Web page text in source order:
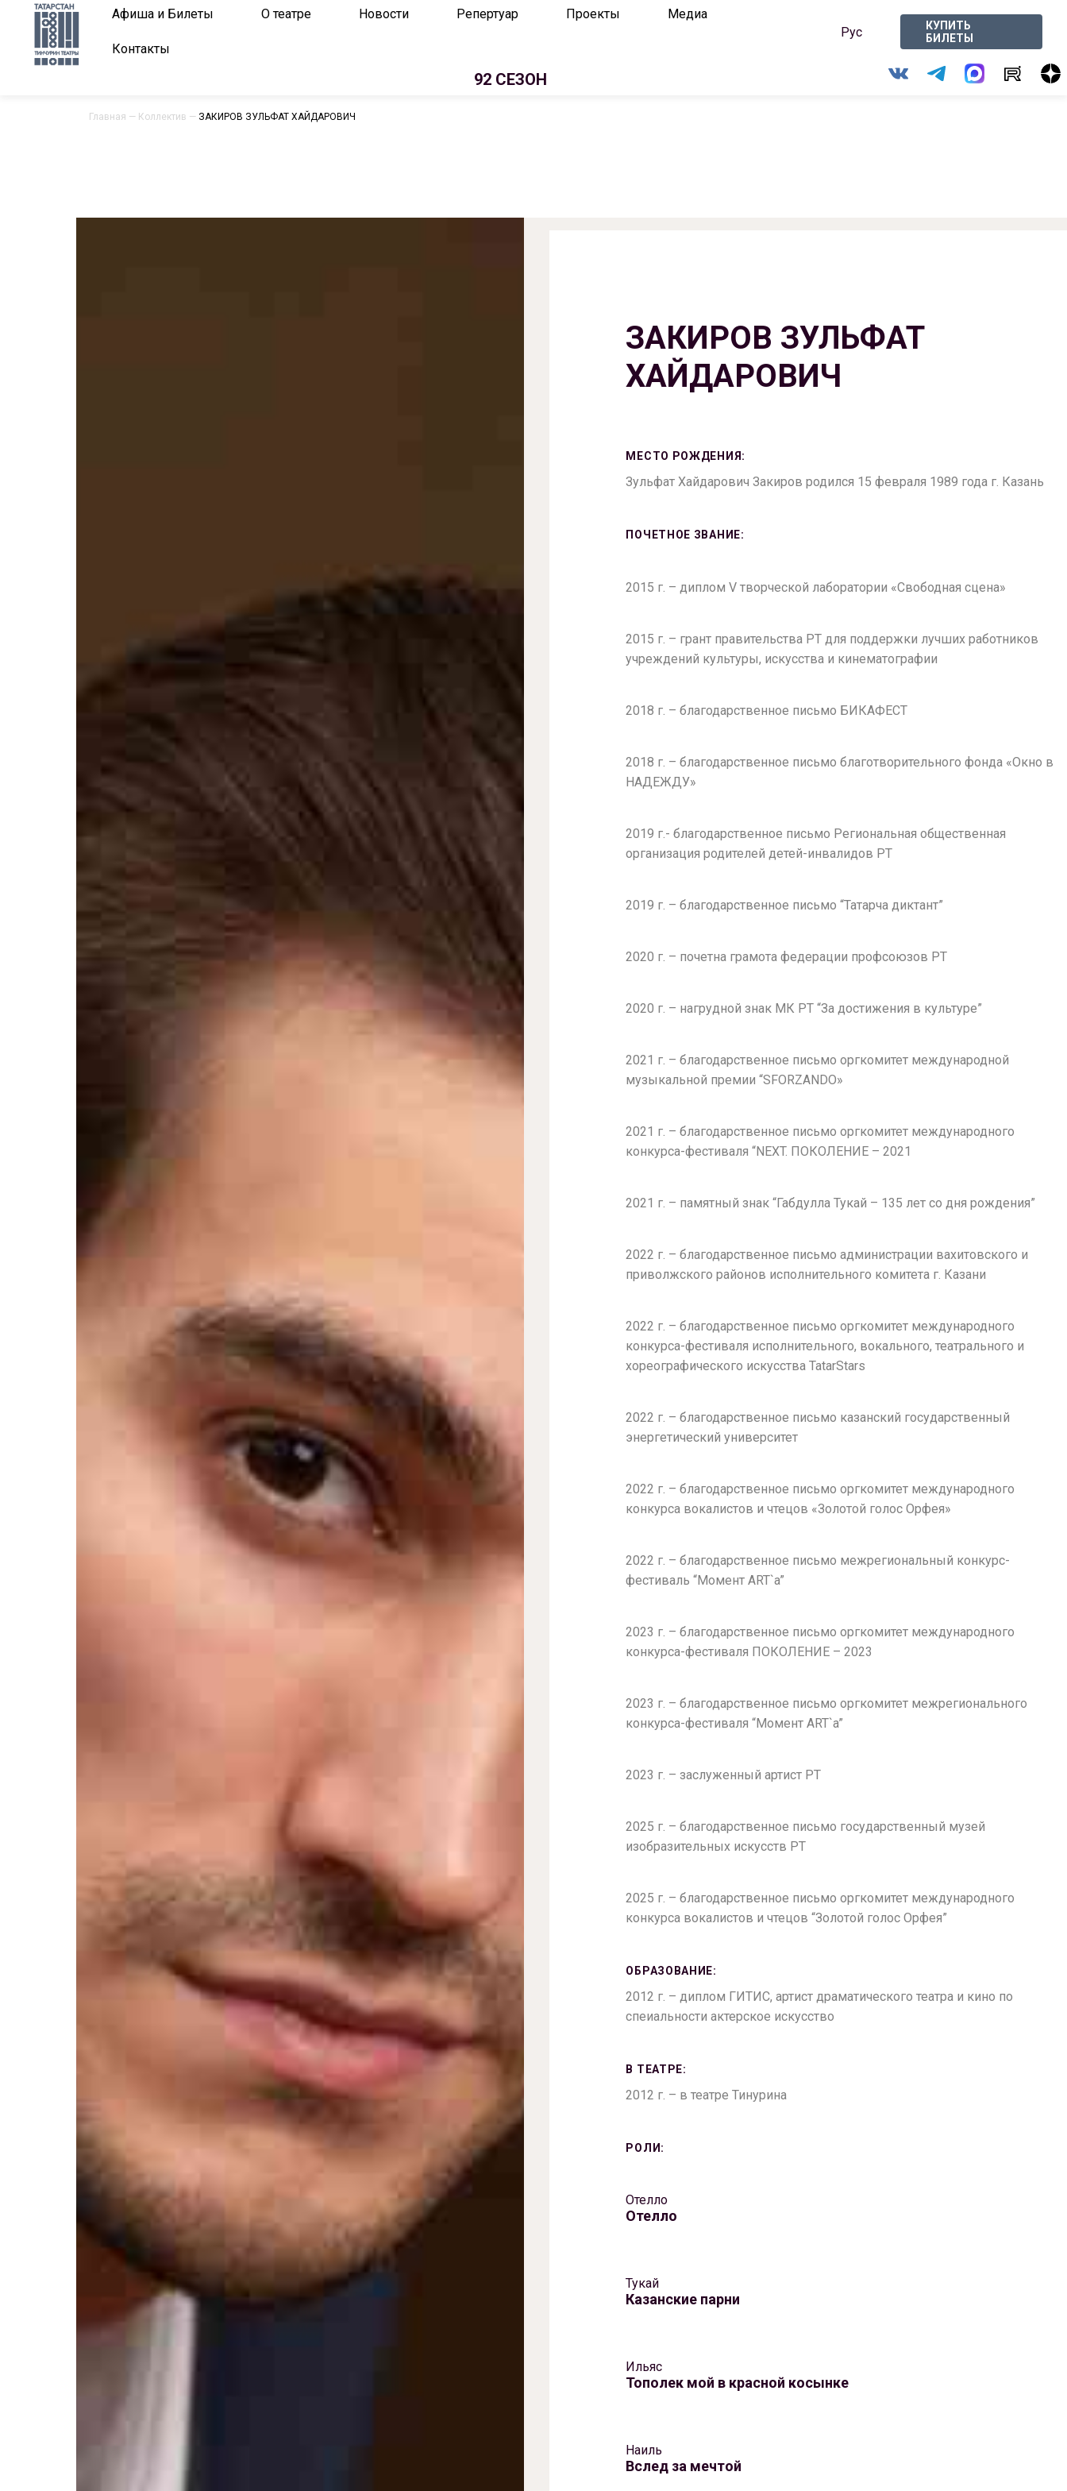
Афиша и Билеты О театре Новости Репертуар Проекты Медиа
Контакты
Рус
КУПИТЬ
БИЛЕТЫ
92 СЕЗОН
Главная — Коллектив — ЗАКИРОВ ЗУЛЬФАТ ХАЙДАРОВИЧ
ЗАКИРОВ ЗУЛЬФАТ
ХАЙДАРОВИЧ
МЕСТО РОЖДЕНИЯ:
Зульфат Хайдарович Закиров родился 15 февраля 1989 года г. Казань
ПОЧЕТНОЕ ЗВАНИЕ:
2015 г. – диплом V творческой лаборатории «Свободная сцена»
2015 г. – грант правительства РТ для поддержки лучших работников
учреждений культуры, искусства и кинематографии
2018 г. – благодарственное письмо БИКАФЕСТ
2018 г. – благодарственное письмо благотворительного фонда «Окно в
НАДЕЖДУ»
2019 г.- благодарственное письмо Региональная общественная
организация родителей детей-инвалидов РТ
2019 г. – благодарственное письмо “Татарча диктант”
2020 г. – почетна грамота федерации профсоюзов РТ
2020 г. – нагрудной знак МК РТ “За достижения в культуре”
2021 г. – благодарственное письмо оргкомитет международной
музыкальной премии “SFORZANDO»
2021 г. – благодарственное письмо оргкомитет международного
конкурса-фестиваля “NEXT. ПОКОЛЕНИЕ – 2021
2021 г. – памятный знак “Габдулла Тукай – 135 лет со дня рождения”
2022 г. – благодарственное письмо администрации вахитовского и
приволжского районов исполнительного комитета г. Казани
2022 г. – благодарственное письмо оргкомитет международного
конкурса-фестиваля исполнительного, вокального, театрального и
хореографического искусства TatarStars
2022 г. – благодарственное письмо казанский государственный
энергетический университет
2022 г. – благодарственное письмо оргкомитет международного
конкурса вокалистов и чтецов «Золотой голос Орфея»
2022 г. – благодарственное письмо межрегиональный конкурс-
фестиваль “Момент ART`a”
2023 г. – благодарственное письмо оргкомитет международного
конкурса-фестиваля ПОКОЛЕНИЕ – 2023
2023 г. – благодарственное письмо оргкомитет межрегионального
конкурса-фестиваля “Момент ART`a”
2023 г. – заслуженный артист РТ
2025 г. – благодарственное письмо государственный музей
изобразительных искусств РТ
2025 г. – благодарственное письмо оргкомитет международного
конкурса вокалистов и чтецов “Золотой голос Орфея”
ОБРАЗОВАНИЕ:
2012 г. – диплом ГИТИС, артист драматического театра и кино по
спеиальности актерское искусство
В ТЕАТРЕ:
2012 г. – в театре Тинурина
РОЛИ:
Отелло
Отелло
Тукай
Казанские парни
Ильяс
Тополек мой в красной косынке
Наиль
Вслед за мечтой